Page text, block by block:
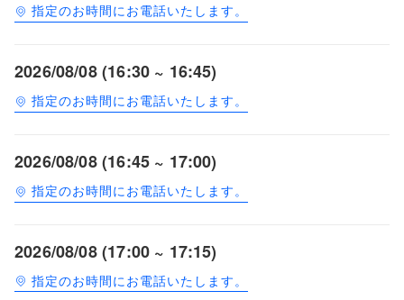
指定のお時間にお電話いたします。
2026/08/08 (16:30 ~ 16:45)
指定のお時間にお電話いたします。
2026/08/08 (16:45 ~ 17:00)
指定のお時間にお電話いたします。
2026/08/08 (17:00 ~ 17:15)
指定のお時間にお電話いたします。